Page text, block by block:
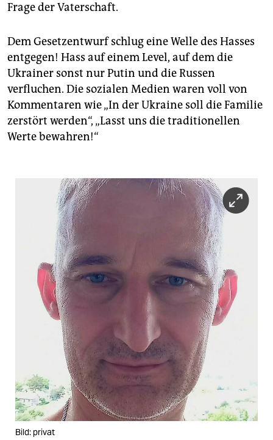
Frage der Vaterschaft.
Dem Gesetzentwurf schlug eine Welle des Hasses
entgegen! Hass auf einem Level, auf dem die
Ukrainer sonst nur Putin und die Russen
verfluchen. Die sozialen Medien waren voll von
Kommentaren wie „In der Ukraine soll die Familie
zerstört werden“, „Lasst uns die traditionellen
Werte bewahren!“
Bild: privat